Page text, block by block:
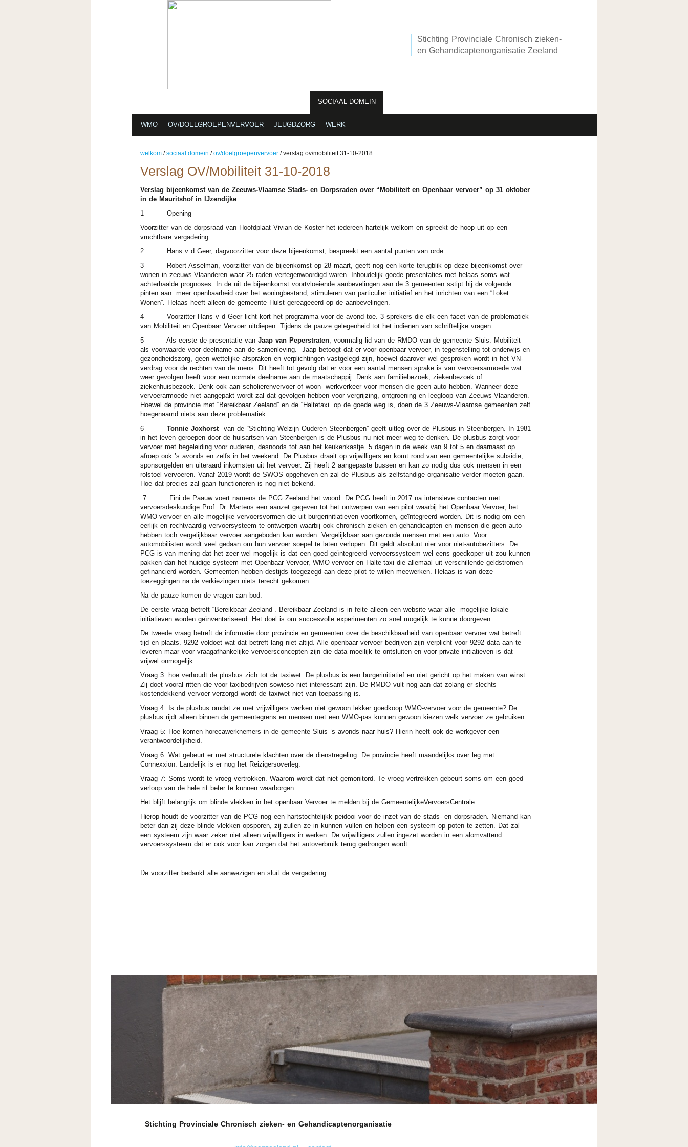
Stichting Provinciale Chronisch zieken-
en Gehandicaptenorganisatie Zeeland
SOCIAAL DOMEIN
WMO OV/DOELGROEPENVERVOER JEUGDZORG WERK
welkom / sociaal domein / ov/doelgroepenvervoer /verslag ov/mobiliteit 31-10-2018
Verslag OV/Mobiliteit 31-10-2018
Verslag bijeenkomst van de Zeeuws-Vlaamse Stads- en Dorpsraden over “Mobiliteit en Openbaar vervoer” op 31 oktober
in de Mauritshof in IJzendijke
1 Opening
Voorzitter van de dorpsraad van Hoofdplaat Vivian de Koster het iedereen hartelijk welkom en spreekt de hoop uit op een
vruchtbare vergadering.
2 Hans v d Geer, dagvoorzitter voor deze bijeenkomst, bespreekt een aantal punten van orde
3 Robert Asselman, voorzitter van de bijeenkomst op 28 maart, geeft nog een korte terugblik op deze bijeenkomst over
wonen in zeeuws-Vlaanderen waar 25 raden vertegenwoordigd waren. Inhoudelijk goede presentaties met helaas soms wat
achterhaalde prognoses. In de uit de bijeenkomst voortvloeiende aanbevelingen aan de 3 gemeenten sstipt hij de volgende
pinten aan: meer openbaarheid over het woningbestand, stimuleren van particulier initiatief en het inrichten van een “Loket
Wonen”. Helaas heeft alleen de gemeente Hulst gereageeerd op de aanbevelingen.
4 Voorzitter Hans v d Geer licht kort het programma voor de avond toe. 3 sprekers die elk een facet van de problematiek
van Mobiliteit en Openbaar Vervoer uitdiepen. Tijdens de pauze gelegenheid tot het indienen van schriftelijke vragen.
5 Als eerste de presentatie van Jaap van Peperstraten, voormalig lid van de RMDO van de gemeente Sluis: Mobiliteit
als voorwaarde voor deelname aan de samenleving. Jaap betoogt dat er voor openbaar vervoer, in tegenstelling tot onderwijs en
gezondheidszorg, geen wettelijke afspraken en verplichtingen vastgelegd zijn, hoewel daarover wel gesproken wordt in het VN-
verdrag voor de rechten van de mens. Dit heeft tot gevolg dat er voor een aantal mensen sprake is van vervoersarmoede wat
weer gevolgen heeft voor een normale deelname aan de maatschappij. Denk aan familiebezoek, ziekenbezoek of
ziekenhuisbezoek. Denk ook aan scholierenvervoer of woon- werkverkeer voor mensen die geen auto hebben. Wanneer deze
vervoerarmoede niet aangepakt wordt zal dat gevolgen hebben voor vergrijzing, ontgroening en leegloop van Zeeuws-Vlaanderen.
Hoewel de provincie met “Bereikbaar Zeeland” en de “Haltetaxi” op de goede weg is, doen de 3 Zeeuws-Vlaamse gemeenten zelf
hoegenaamd niets aan deze problematiek.
6 Tonnie Joxhorstvan de “Stichting Welzijn Ouderen Steenbergen” geeft uitleg over de Plusbus in Steenbergen. In 1981
in het leven geroepen door de huisartsen van Steenbergen is de Plusbus nu niet meer weg te denken. De plusbus zorgt voor
vervoer met begeleiding voor ouderen, desnoods tot aan het keukenkastje. 5 dagen in de week van 9 tot 5 en daarnaast op
afroep ook ’s avonds en zelfs in het weekend. De Plusbus draait op vrijwilligers en komt rond van een gemeentelijke subsidie,
sponsorgelden en uiteraard inkomsten uit het vervoer. Zij heeft 2 aangepaste bussen en kan zo nodig dus ook mensen in een
rolstoel vervoeren. Vanaf 2019 wordt de SWOS opgeheven en zal de Plusbus als zelfstandige organisatie verder moeten gaan.
Hoe dat precies zal gaan functioneren is nog niet bekend.
7 Fini de Paauw voert namens de PCG Zeeland het woord. De PCG heeft in 2017 na intensieve contacten met
vervoersdeskundige Prof. Dr. Martens een aanzet gegeven tot het ontwerpen van een pilot waarbij het Openbaar Vervoer, het
WMO-vervoer en alle mogelijke vervoersvormen die uit burgerinitiatieven voortkomen, geïntegreerd worden. Dit is nodig om een
eerlijk en rechtvaardig vervoersysteem te ontwerpen waarbij ook chronisch zieken en gehandicapten en mensen die geen auto
hebben toch vergelijkbaar vervoer aangeboden kan worden. Vergelijkbaar aan gezonde mensen met een auto. Voor
automobilisten wordt veel gedaan om hun vervoer soepel te laten verlopen. Dit geldt absoluut nier voor niet-autobezitters. De
PCG is van mening dat het zeer wel mogelijk is dat een goed geïntegreerd vervoerssysteem wel eens goedkoper uit zou kunnen
pakken dan het huidige systeem met Openbaar Vervoer, WMO-vervoer en Halte-taxi die allemaal uit verschillende geldstromen
gefinancierd worden. Gemeenten hebben destijds toegezegd aan deze pilot te willen meewerken. Helaas is van deze
toezeggingen na de verkiezingen niets terecht gekomen.
Na de pauze komen de vragen aan bod.
De eerste vraag betreft “Bereikbaar Zeeland”. Bereikbaar Zeeland is in feite alleen een website waar alle mogelijke lokale
initiatieven worden geïnventariseerd. Het doel is om succesvolle experimenten zo snel mogelijk te kunne doorgeven.
De tweede vraag betreft de informatie door provincie en gemeenten over de beschikbaarheid van openbaar vervoer wat betreft
tijd en plaats. 9292 voldoet wat dat betreft lang niet altijd. Alle openbaar vervoer bedrijven zijn verplicht voor 9292 data aan te
leveren maar voor vraagafhankelijke vervoersconcepten zijn die data moeilijk te ontsluiten en voor private initiatieven is dat
vrijwel onmogelijk.
Vraag 3: hoe verhoudt de plusbus zich tot de taxiwet. De plusbus is een burgerinitiatief en niet gericht op het maken van winst.
Zij doet vooral ritten die voor taxibedrijven sowieso niet interessant zijn. De RMDO vult nog aan dat zolang er slechts
kostendekkend vervoer verzorgd wordt de taxiwet niet van toepassing is.
Vraag 4: Is de plusbus omdat ze met vrijwilligers werken niet gewoon lekker goedkoop WMO-vervoer voor de gemeente? De
plusbus rijdt alleen binnen de gemeentegrens en mensen met een WMO-pas kunnen gewoon kiezen welk vervoer ze gebruiken.
Vraag 5: Hoe komen horecawerknemers in de gemeente Sluis ’s avonds naar huis? Hierin heeft ook de werkgever een
verantwoordelijkheid.
Vraag 6: Wat gebeurt er met structurele klachten over de dienstregeling. De provincie heeft maandelijks over leg met
Connexxion. Landelijk is er nog het Reizigersoverleg.
Vraag 7: Soms wordt te vroeg vertrokken. Waarom wordt dat niet gemonitord. Te vroeg vertrekken gebeurt soms om een goed
verloop van de hele rit beter te kunnen waarborgen.
Het blijft belangrijk om blinde vlekken in het openbaar Vervoer te melden bij de GemeentelijkeVervoersCentrale.
Hierop houdt de voorzitter van de PCG nog een hartstochtelijkk peidooi voor de inzet van de stads- en dorpsraden. Niemand kan
beter dan zij deze blinde vlekken opsporen, zij zullen ze in kunnen vullen en helpen een systeem op poten te zetten. Dat zal
een systeem zijn waar zeker niet alleen vrijwilligers in werken. De vrijwilligers zullen ingezet worden in een alomvattend
vervoerssysteem dat er ook voor kan zorgen dat het autoverbruik terug gedrongen wordt.
De voorzitter bedankt alle aanwezigen en sluit de vergadering.
Stichting Provinciale Chronisch zieken- en Gehandicaptenorganisatie